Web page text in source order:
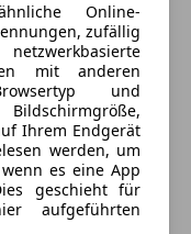
Online-
zufällig
mit anderen
und
Bildschirmgröße,
Ihrem Endgerät
werden, um
es eine App
geschieht für
aufgeführten